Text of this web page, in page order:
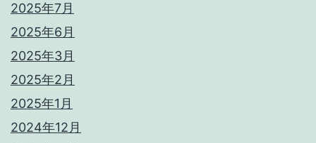
2025年7月
2025年6月
2025年3月
2025年2月
2025年1月
2024年12月